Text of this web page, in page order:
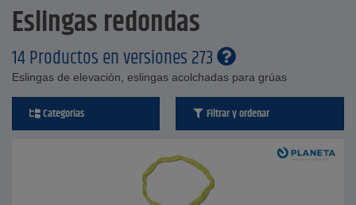
Eslingas redondas
14 Productos en versiones 273
Eslingas de elevación, eslingas acolchadas para grúas
Categorías Filtrar y ordenar